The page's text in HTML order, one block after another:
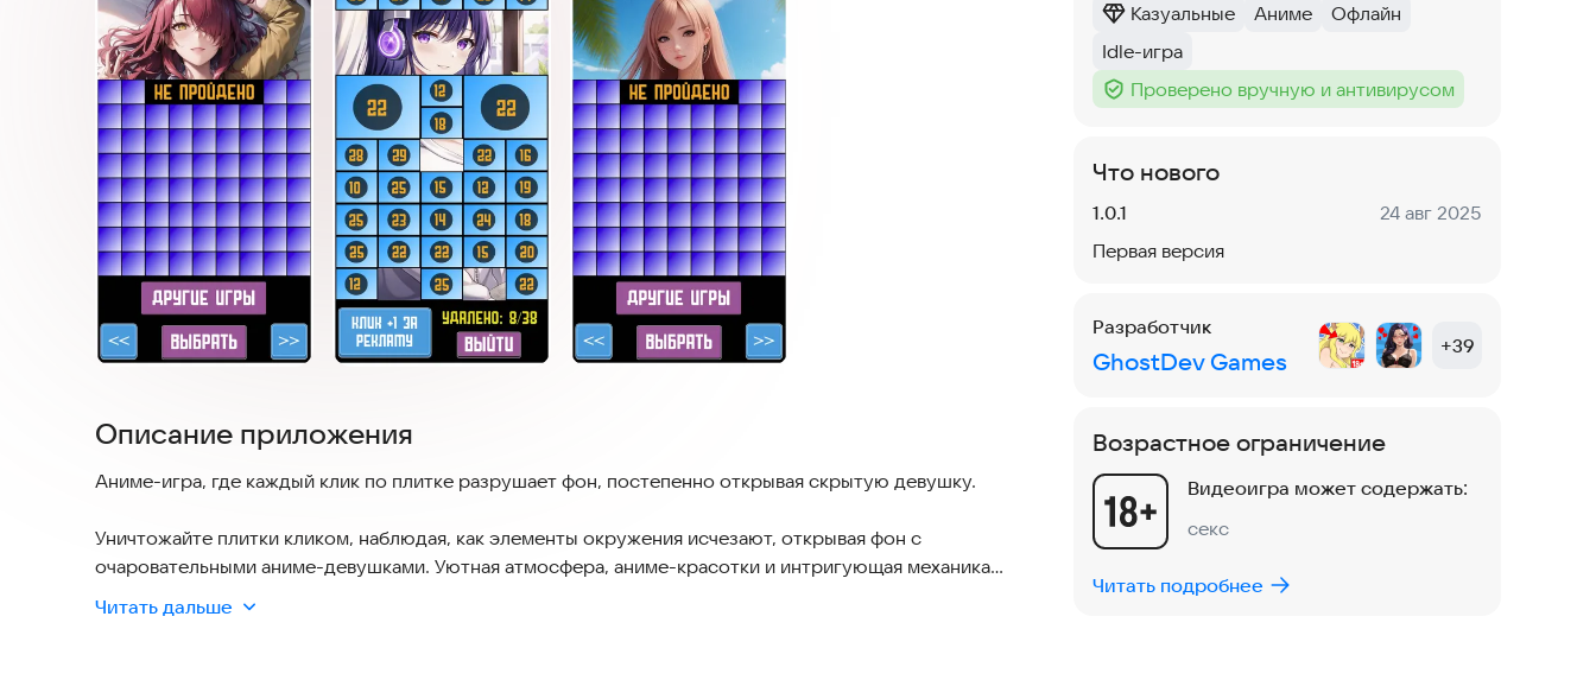
Описание приложения
Аниме-игра, где каждый клик по плитке разрушает фон, постепенно открывая скрытую девушку.
Уничтожайте плитки кликом, наблюдая, как элементы окружения исчезают, открывая фон с
очаровательными аниме-девушками. Уютная атмосфера, аниме-красотки и интригующая механика
раскрытия секретов ждут тебя!
Читать дальше
Категория:
Казуальные
Тег:
Аниме
Тег:
Офлайн
Тег:
Idle-игра
Тег :
Проверено вручную и антивирусом
Что нового
Версия:
1.0.1 Дата:
24 авг 2025
Первая версия
Разработчик
GhostDev Games
+39
Возрастное ограничение
Видеоигра может содержать:
секс
Читать подробнее